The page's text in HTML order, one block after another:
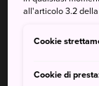
Durante la
e arrivano
fermata n. 1. Il
all'articolo 3.2
Cookie
Cookie di